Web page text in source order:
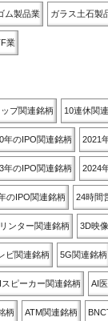
ム製品業 ガラス土石製
業
プ関連銘柄 10連休関
年のIPO関連銘柄 2021
年のIPO関連銘柄 2024
のIPO関連銘柄 24時間
ンター関連銘柄 3D映
ビ関連銘柄 5G関連銘柄
スピーカー関連銘柄 AI
柄 ATM関連銘柄